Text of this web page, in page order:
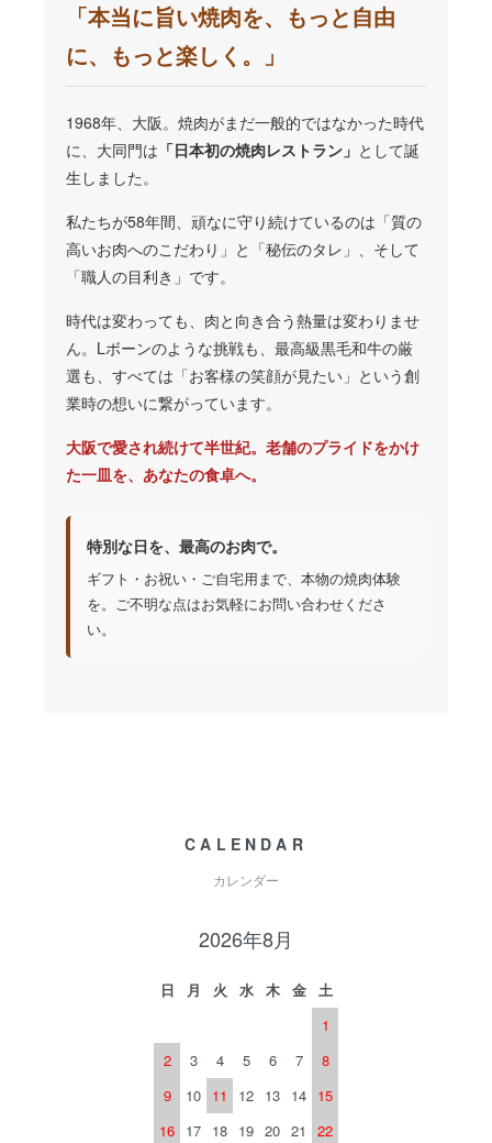
「本当に旨い焼肉を、もっと自由
に、もっと楽しく。」
1968年、大阪。焼肉がまだ一般的ではなかった時代
に、大同門は 「日本初の焼肉レストラン」 として誕
生しました。
私たちが58年間、頑なに守り続けているのは「質の
高いお肉へのこだわり」と「秘伝のタレ」、そして
「職人の目利き」です。
時代は変わっても、肉と向き合う熱量は変わりませ
ん。Lボーンのような挑戦も、最高級黒毛和牛の厳
選も、すべては「お客様の笑顔が見たい」という創
業時の想いに繋がっています。
大阪で愛され続けて半世紀。老舗のプライドをかけ
た一皿を、あなたの食卓へ。
特別な日を、最高のお肉で。
ギフト・お祝い・ご自宅用まで、本物の焼肉体験
を。ご不明な点はお気軽にお問い合わせくださ
い。
CALENDAR
カレンダー
2026年8月
日 月 火 水 木 金
土
1
2
3 4 5 6 7
8
9
10 11 12 13 14 15
16 17 18 19 20 21
22